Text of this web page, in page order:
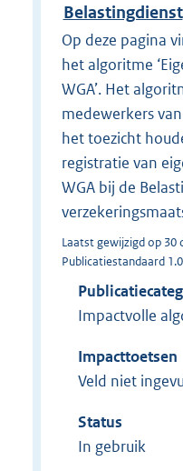
Belastingdienst
Op deze pagina
het algoritme
WGA’. Het
medewerkers
het toezicht
registratie van
WGA bij de
Laatst gewijzigd op 30
Publicatiestandaard 1.0
Impactvolle
Impacttoetsen
Veld niet
Status
In gebruik